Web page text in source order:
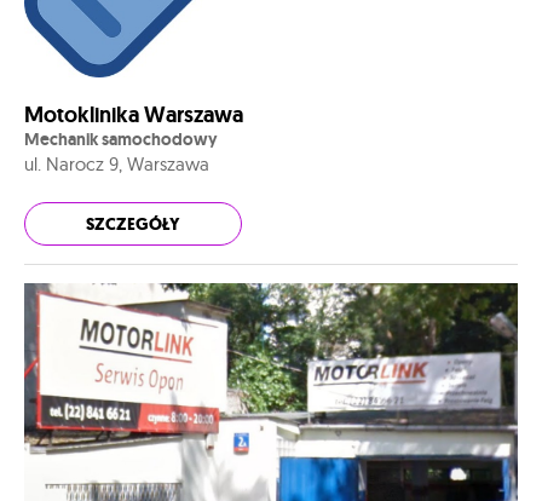
Motoklinika Warszawa
Mechanik samochodowy
ul. Narocz 9, Warszawa
SZCZEGÓŁY